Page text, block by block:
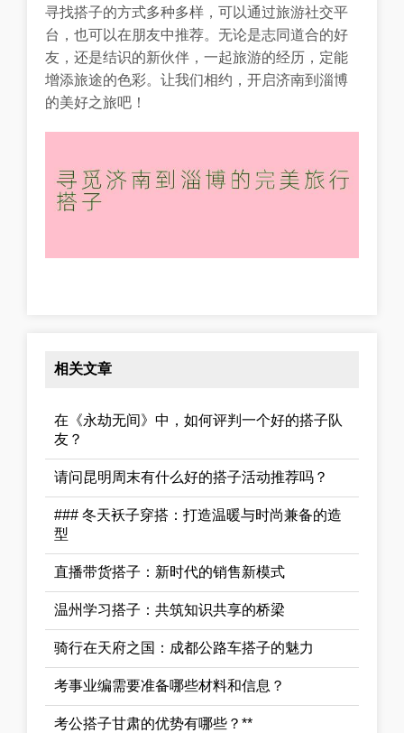
寻找搭子的方式多种多样，可以通过旅游社交平
台，也可以在朋友中推荐。无论是志同道合的好
友，还是结识的新伙伴，一起旅游的经历，定能
增添旅途的色彩。让我们相约，开启济南到淄博
的美好之旅吧！
相关文章
在《永劫无间》中，如何评判一个好的搭子队
友？
请问昆明周末有什么好的搭子活动推荐吗？
### 冬天袄子穿搭：打造温暖与时尚兼备的造
型
直播带货搭子：新时代的销售新模式
温州学习搭子：共筑知识共享的桥梁
骑行在天府之国：成都公路车搭子的魅力
考事业编需要准备哪些材料和信息？
考公搭子甘肃的优势有哪些？**